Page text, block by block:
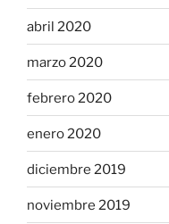
abril 2020
marzo 2020
febrero 2020
enero 2020
diciembre 2019
noviembre 2019